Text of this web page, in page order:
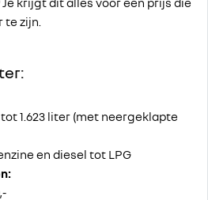
zijn.
tot 1.623 liter (met neergeklapte
en diesel tot LPG